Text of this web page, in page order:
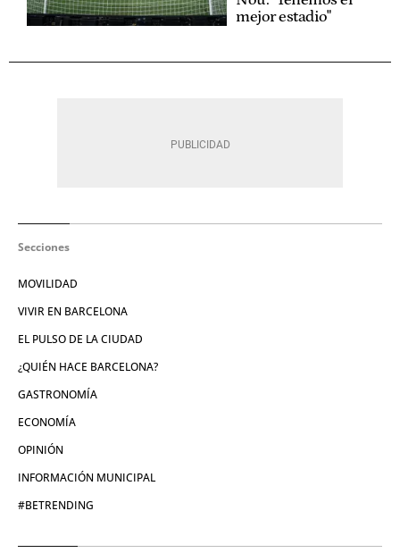
mejor estadio"
Secciones
MOVILIDAD
VIVIR EN BARCELONA
EL PULSO DE LA CIUDAD
¿QUIÉN HACE BARCELONA?
GASTRONOMÍA
ECONOMÍA
OPINIÓN
INFORMACIÓN MUNICIPAL
#BETRENDING